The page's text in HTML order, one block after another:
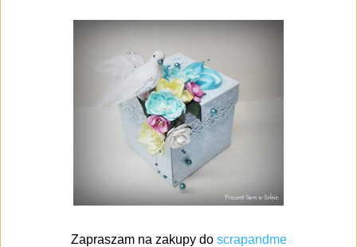
Zapraszam na zakupy do scrapandme